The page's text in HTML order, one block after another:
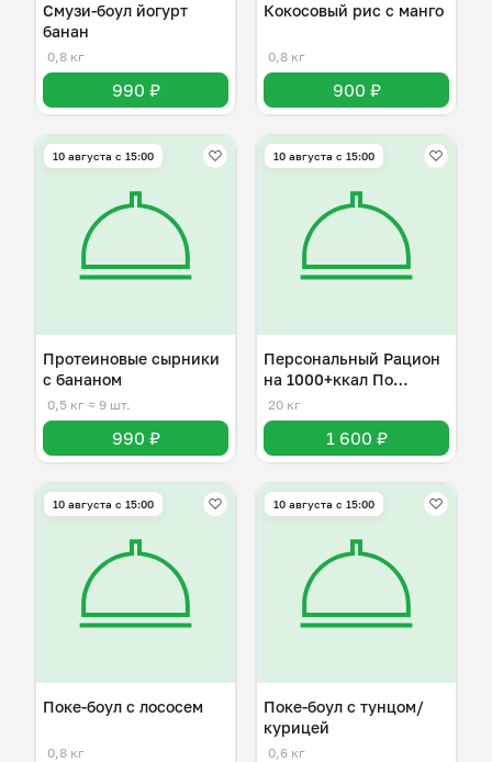
Смузи-боул йогурт
банан
0,8 кг
990 ₽
Кокосовый рис с манго
0,8 кг
900 ₽
10 августа с 15:00
Протеиновые сырники
с бананом
0,5 кг ≈ 9 шт.
990 ₽
10 августа с 15:00
Персональный Рацион
на 1000+ккал По
согласованию!)
20 кг
1 600 ₽
10 августа с 15:00
Поке-боул с лососем
0,8 кг
10 августа с 15:00
Поке-боул с тунцом/
курицей
0,6 кг